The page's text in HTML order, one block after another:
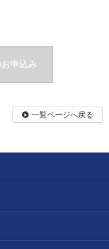
申込み
一覧ページへ戻る